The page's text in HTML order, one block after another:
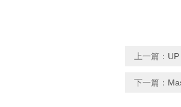
上一篇：
下一篇：